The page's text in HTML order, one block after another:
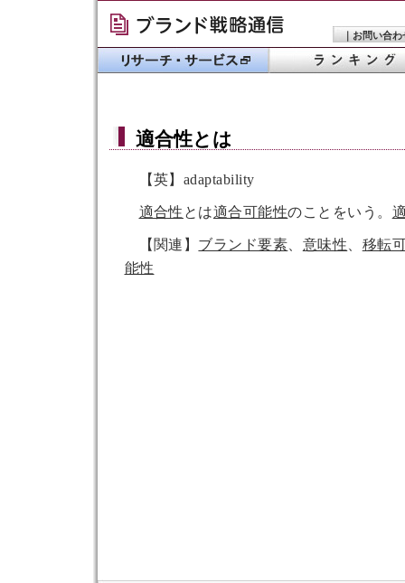
｜ お問い合わ
適合性とは
【英】adaptability
適合性 とは適合可能性のことをいう。
【関連】 ブランド要素 意味性
移転
能性